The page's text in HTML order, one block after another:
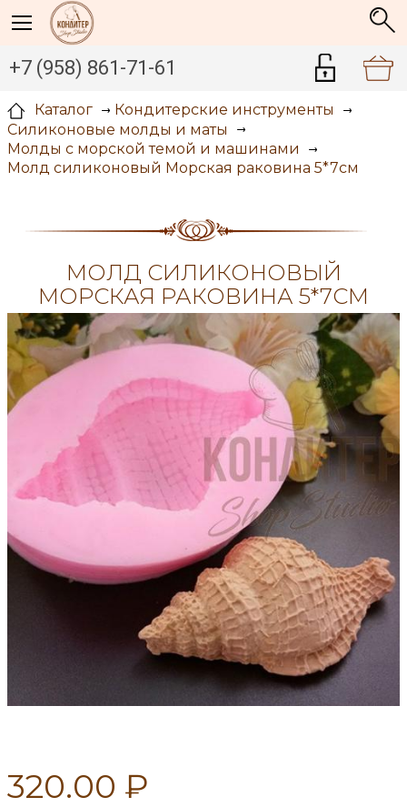
+7 (958) 861-71-61
Каталог
Кондитерские инструменты
Силиконовые молды и маты
Молды с морской темой и машинами
Молд силиконовый Морская раковина 5*7см
МОЛД СИЛИКОНОВЫЙ
МОРСКАЯ РАКОВИНА 5*7СМ
320.00 ₽